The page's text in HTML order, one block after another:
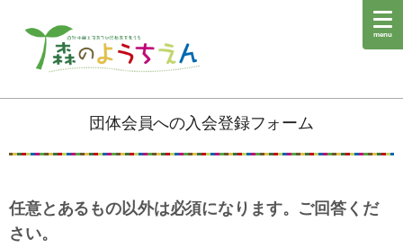
menu
団体会員への入会登録フォーム
任意とあるもの以外は必須になります。ご回答くだ
さい。